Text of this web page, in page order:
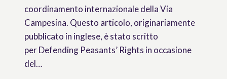
coordinamento internazionale della Via
Campesina. Questo articolo, originariamente
pubblicato in inglese, è stato scritto
per Defending Peasants’ Rights in occasione
del…